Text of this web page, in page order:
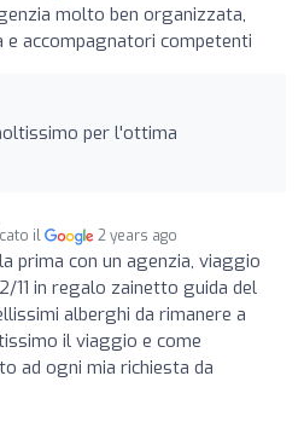
molto ben organizzata,
accompagnatori competenti
per l'ottima
il 2 years ago
prima con un agenzia, viaggio
11 in regalo zainetto guida del
alberghi da rimanere a
il viaggio e come
ad ogni mia richiesta da